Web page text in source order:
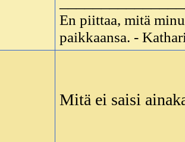
En piittaa, mitä
paikkaansa. -
Mitä ei saisi